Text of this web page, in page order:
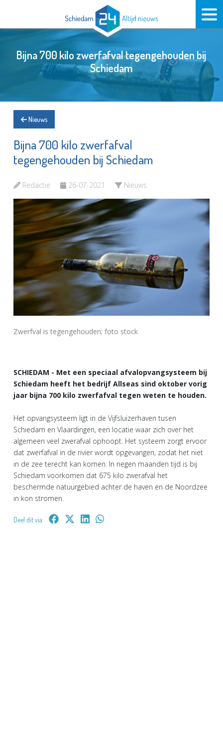
Bijna 700 kilo zwerfafval tegengehouden bij
Schiedam
Nieuws
Bijna 700 kilo zwerfafval
tegengehouden bij Schiedam
Redactie 26-07-2021 Nieuws
Zwerfval is tegengehouden; foto stock
SCHIEDAM - Met een speciaal afvalopvangsysteem bij
Schiedam heeft het bedrijf Allseas sind oktober vorig
jaar bijna 700 kilo zwerfafval tegen weten te houden.
Het opvangsysteem ligt in de Vijfsluizerhaven tusen
Schiedam en Vlaardingen, een locatie waar zich over het
algemeen veel zwerafval ophoopt. Het systeem zorgt ervoor
dat zwerfafval in de rivier wordt opgevangen, zodat het niet
in de zee terecht kan komen. In negen maanden tijd is bij
Schiedam voorkomen dat 675 kilo zwerafval het
beschermde natuurgebied achter de haven en de Noordzee
in kon stromen.
Deel dit via: